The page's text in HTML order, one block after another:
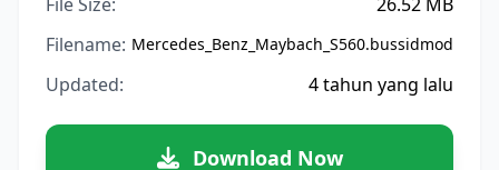
Filename: Mercedes_Benz_Maybach_S560.bussidmod
Updated: 4 tahun yang lalu
Download Now